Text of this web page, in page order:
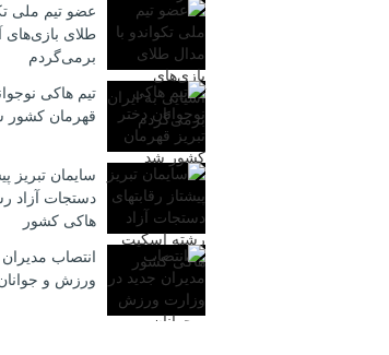
عضو تیم ملی
طلای بازی‌های
برمی‌گردم
تیم هاکی
قهرمان کشور
سایمان تبریز
دستجات آزاد
هاکی کشور
انتصاب
ورزش و